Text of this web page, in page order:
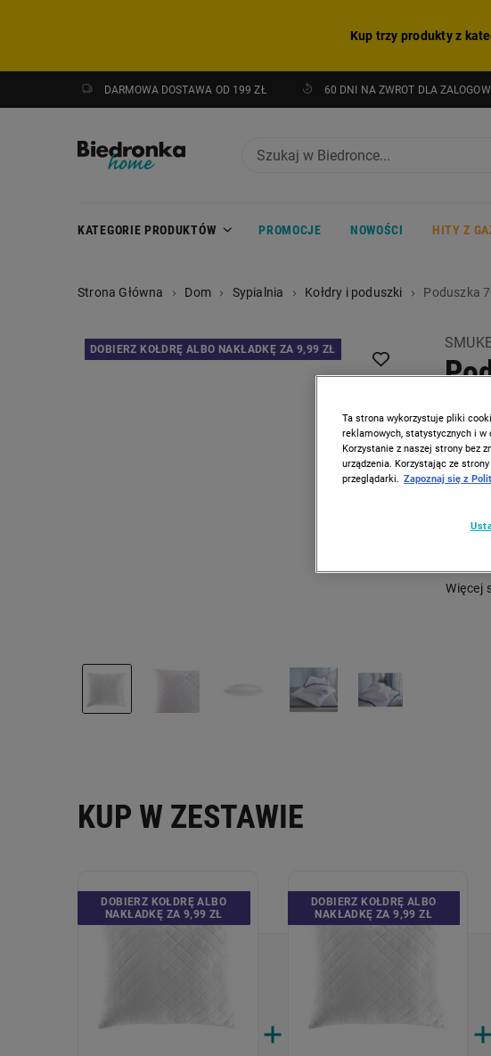
Kup trzy produkty z
DARMOWA DOSTAWA OD 199 ZŁ 60 DNI NA ZWROT DLA
KATEGORIE PRODUKTÓW PROMOCJE NOWOŚCI HITY Z
Strona Główna Dom Sypialnia Kołdry i poduszki Poduszka
DOBIERZ KOŁDRĘ ALBO NAKŁADKĘ ZA 9,99 ZŁ
wyrób
Więcej
KUP W ZESTAWIE
DOBIERZ KOŁDRĘ ALBO
NAKŁADKĘ ZA 9,99 ZŁ
DOBIERZ KOŁDRĘ ALBO
NAKŁADKĘ ZA 9,99 ZŁ
Ta strona wykorzystuje pliki
reklamowych, statystycznych i w
Korzystanie z naszej strony bez
urządzenia. Korzystając ze
przeglądarki. Zapoznaj się z